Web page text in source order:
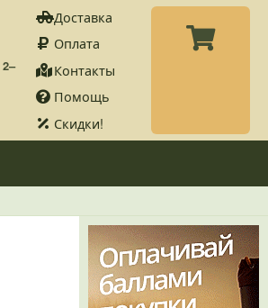
Доставка
Оплата
Контакты
Помощь
Скидки!
2–